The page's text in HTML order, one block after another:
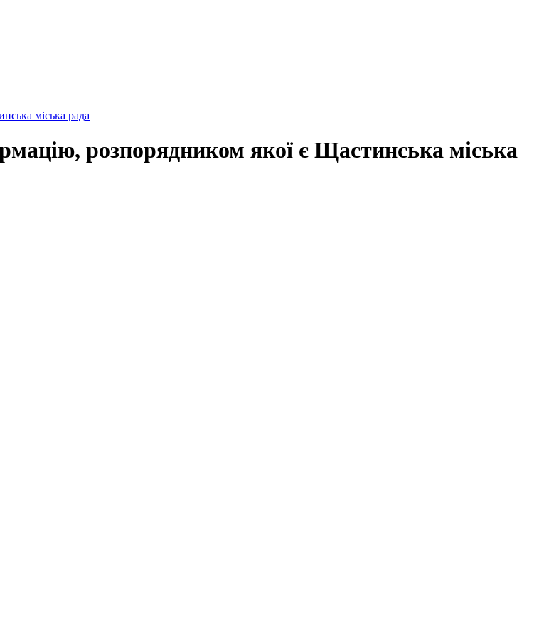
міська рада
розпорядником якої є Щастинська міська